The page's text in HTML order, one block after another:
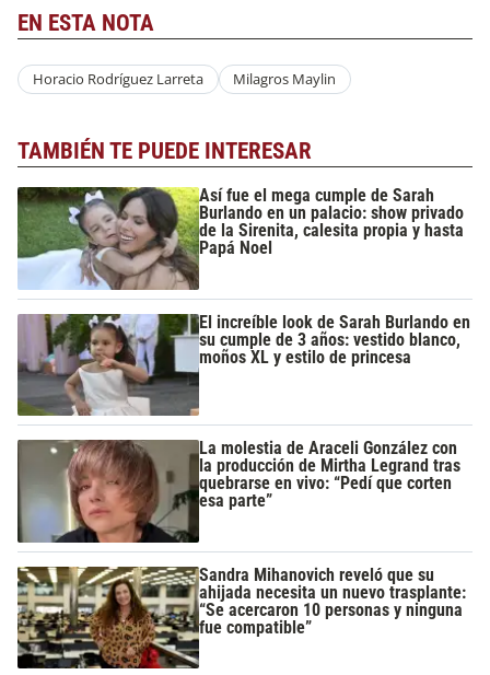
EN ESTA NOTA
Horacio Rodríguez Larreta Milagros Maylin
TAMBIÉN TE PUEDE INTERESAR
Así fue el mega cumple de Sarah
Burlando en un palacio: show privado
de la Sirenita, calesita propia y hasta
Papá Noel
El increíble look de Sarah Burlando en
su cumple de 3 años: vestido blanco,
moños XL y estilo de princesa
La molestia de Araceli González con
la producción de Mirtha Legrand tras
quebrarse en vivo: “Pedí que corten
esa parte”
Sandra Mihanovich reveló que su
ahijada necesita un nuevo trasplante:
“Se acercaron 10 personas y ninguna
fue compatible”